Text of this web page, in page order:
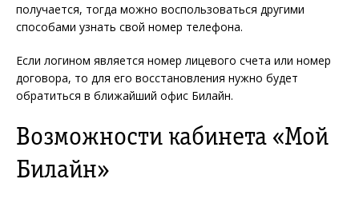
получается, тогда можно воспользоваться другими
способами узнать свой номер телефона.
Если логином является номер лицевого счета или номер
договора, то для его восстановления нужно будет
обратиться в ближайший офис Билайн.
Возможности кабинета «Мой
Билайн»